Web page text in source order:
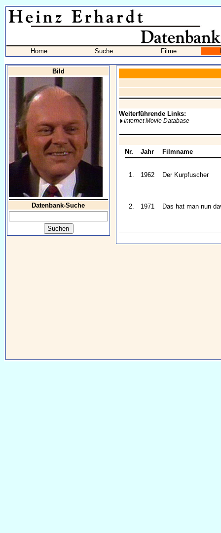
Home Suche Filme
Bild
Datenbank-Suche
Weiterführende Links:
Internet Movie Database
Nr. Jahr Filmname
1. 1962 Der Kurpfuscher
2. 1971 Das hat man nun